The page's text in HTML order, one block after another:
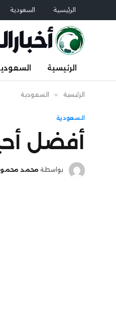
الرئيسية السعودية
الرئيسية
الرئيسية » السعودية
السعودية
أفضل
بواسطة محمد